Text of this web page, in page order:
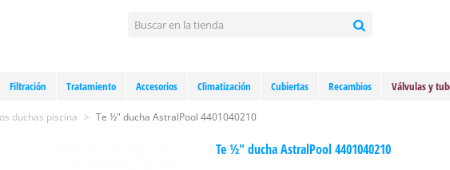
Filtración Tratamiento Accesorios Climatización Cubiertas Recambios Válvulas y
duchas piscina > Te ½" ducha AstralPool 4401040210
Te ½" ducha AstralPool 4401040210